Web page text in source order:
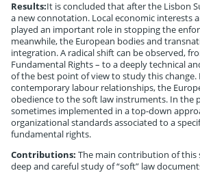
Results:It is concluded that after the Lisbon
a new connotation. Local economic interests
played an important role in stopping the
meanwhile, the European bodies and
integration. A radical shift can be observed,
Fundamental Rights – to a deeply technical
of the best point of view to study this
contemporary labour relationships, the
obedience to the soft law instruments. In the
sometimes implemented in a top-down
organizational standards associated to a
fundamental rights.
Contributions: The main contribution of this
deep and careful study of “soft” law